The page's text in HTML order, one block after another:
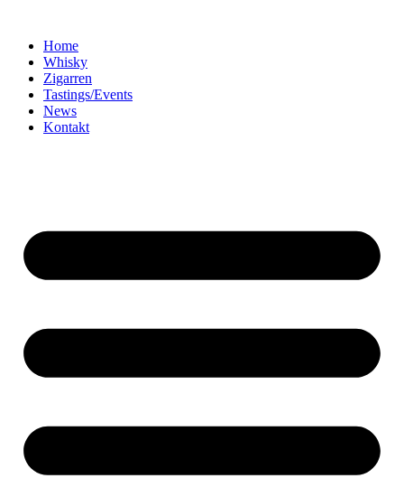
Home
Whisky
Zigarren
Tastings/Events
News
Kontakt